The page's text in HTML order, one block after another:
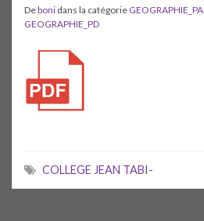
Deboni dans la catégorie GEOGRAPHIE_PA
GEOGRAPHIE_PD
COLLEGE JEAN TABI-